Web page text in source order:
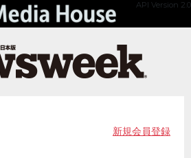
API Version 2.0
新規会員登録